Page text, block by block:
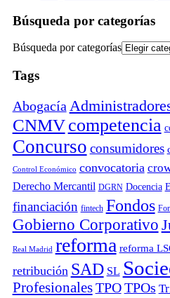
Búsqueda por categorías
Búsqueda por categorías
Tags
Abogacía
CNMV competencia
Concurso consumidores
Control Económico convocatoria
Derecho Mercantil DGRN Docencia
financiación fintech Fondos
Gobierno Corporativo
Real Madrid reforma reforma
retribución SAD SL
Profesionales TPO TPOs